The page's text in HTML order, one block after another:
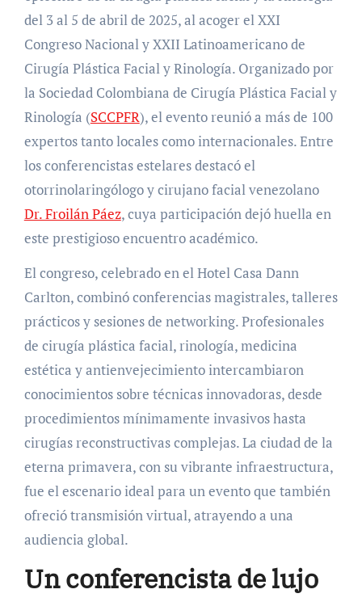
del 3 al 5 de abril de 2025, al acoger el XXI
Congreso Nacional y XXII Latinoamericano de
Cirugía Plástica Facial y Rinología. Organizado por
la Sociedad Colombiana de Cirugía Plástica Facial y
Rinología (SCCPFR), el evento reunió a más de 100
expertos tanto locales como internacionales. Entre
los conferencistas estelares destacó el
otorrinolaringólogo y cirujano facial venezolano
Dr. Froilán Páez, cuya participación dejó huella en
este prestigioso encuentro académico.
El congreso, celebrado en el Hotel Casa Dann
Carlton, combinó conferencias magistrales, talleres
prácticos y sesiones de networking. Profesionales
de cirugía plástica facial, rinología, medicina
estética y antienvejecimiento intercambiaron
conocimientos sobre técnicas innovadoras, desde
procedimientos mínimamente invasivos hasta
cirugías reconstructivas complejas. La ciudad de la
eterna primavera, con su vibrante infraestructura,
fue el escenario ideal para un evento que también
ofreció transmisión virtual, atrayendo a una
audiencia global.
Un conferencista de lujo